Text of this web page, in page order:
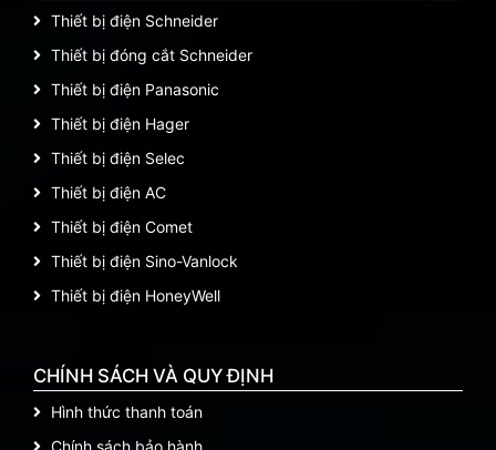
Thiết bị điện Schneider
Thiết bị đóng cắt Schneider
Thiết bị điện Panasonic
Thiết bị điện Hager
Thiết bị điện Selec
Thiết bị điện AC
Thiết bị điện Comet
Thiết bị điện Sino-Vanlock
Thiết bị điện HoneyWell
CHÍNH SÁCH VÀ QUY ĐỊNH
Hình thức thanh toán
Chính sách bảo hành